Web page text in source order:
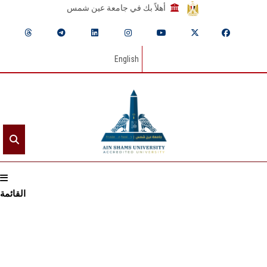
أهلاً بك في جامعة عين شمس
English
القائمة